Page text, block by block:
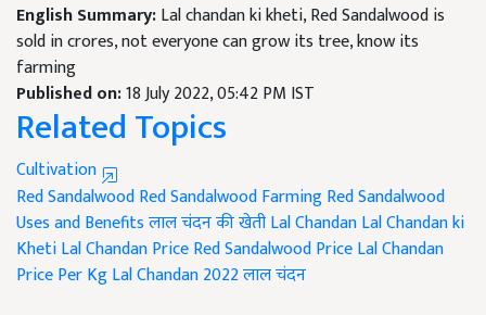
English Summary:Lal chandan ki kheti, Red Sandalwood is
sold in crores, not everyone can grow its tree, know its
farming
Published on:18 July 2022, 05:42 PM IST
Related Topics
Cultivation
Red SandalwoodRed Sandalwood FarmingRed Sandalwood
Uses and Benefitsलाल चंदन की खेतीLal ChandanLal Chandan ki
KhetiLal Chandan PriceRed Sandalwood PriceLal Chandan
Price Per KgLal Chandan 2022लाल चंदन